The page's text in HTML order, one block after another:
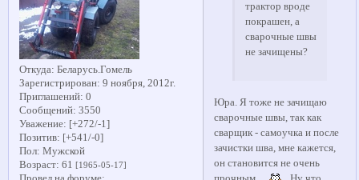
Откуда: Беларусь.Гомель
Зарегистрирован: 9 ноября, 2012г.
Приглашений: 0
Сообщений: 3550
Уважение: [+272/-1]
Позитив: [+541/-0]
Пол: Мужской
Возраст: 61 [1965-05-17]
трактор вроде
покрашен, а
сварочные швы
не зачищены?
Юра. Я тоже не зачищаю
сварочные швы, так как
сварщик - самоучка и после
зачистки шва, мне кажется,
он становится не очень